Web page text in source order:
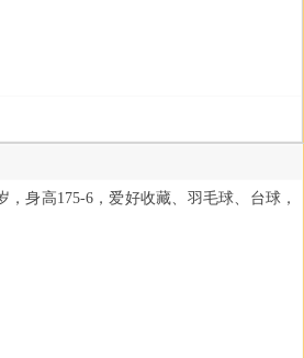
身高175-6，爱好收藏、羽毛球、台球，